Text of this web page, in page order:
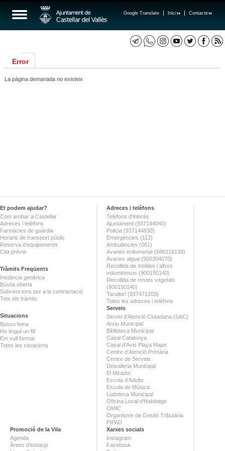
Contacte
Inici
Google Translate
Error
La pàgina demanada no existeix
Et podem ajudar?
Com arribar a Castellar
Adreces i telèfons
Farmàcies de guàrdia
Horaris de transport públic
Reserva d'equipaments
Cita prèvia
Tràmits Freqüents
Instància genèrica
Bústia oberta
Subvencions per a la contractació
Tots els tràmits
Situacions
Busco feina
He tingut un fill
Em vull formar
Totes les situacions
Adreces i telèfons
Telèfons d'interès
Ajuntament (937144040)
Policia (937144830)
Emergències (112)
Ambulàncies (061)
Avaries enllumenat (686216138)
Avaries aigua (900304070)
Recollida de mobles i altres
voluminosos (900150140)
Recollida de restes vegetals
(900150140)
Tanatori (937471203)
Totes les adreces i telèfons
Serveis
Servei d'Atenció Ciutadana (SAC)
Arxiu Municipal
Biblioteca Municipal
Casal Catalunya
Casal d'Avis Plaça Major
Centre d'Atenció Primària
Centre de Serveis
Deixalleria Municipal
El Mirador
Escola d'Adults
Escola de Música
Ludoteca Municipal
Oficina Local d'Habitatge
OMIC
Organisme de Gestió Tributària
PIPAD
Promoció de la Vila
Agenda
Àrees d'esbarjo
Xarxes socials
Instagram
Facebook